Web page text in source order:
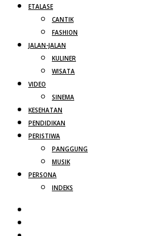
ETALASE
CANTIK
FASHION
JALAN-JALAN
KULINER
WISATA
VIDEO
SINEMA
KESEHATAN
PENDIDIKAN
PERISTIWA
PANGGUNG
MUSIK
PERSONA
INDEKS